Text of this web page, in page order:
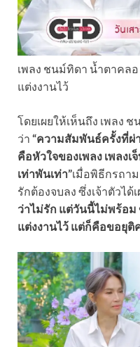
เพลง ชนม์ทิดา น้ำตาคล
แต่งงานไว้
โดยเผยให้เห็นถึง เพลง
ว่า “ความสัมพันธ์ครั้งที่
คือหัวใจของเพลง เพลง
เท่าพันเท่า”เมื่อพิธีกรถา
รักต้องจบลง ซึ่งเจ้าตัวได้
ว่าไม่รัก แต่วันนี้ไม่พร้อม
แต่งงานไว้ แต่ก็คือขอยุติ